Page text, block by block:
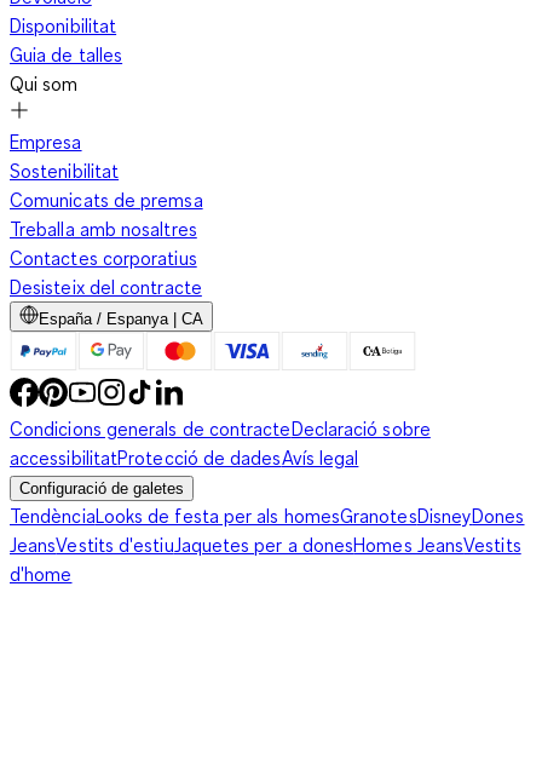
Disponibilitat
Guia de talles
Qui som
Empresa
Sostenibilitat
Comunicats de premsa
Treballa amb nosaltres
Contactes corporatius
Desisteix del contracte
España / Espanya | CA
Condicions generals de contracteDeclaració sobre
accessibilitatProtecció de dadesAvís legal
Configuració de galetes
TendènciaLooks de festa per als homesGranotesDisneyDones
JeansVestits d'estiuJaquetes per a donesHomes JeansVestits
d'home